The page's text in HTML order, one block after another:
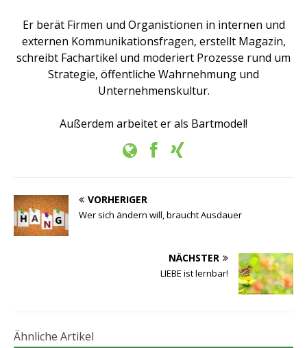
Er berät Firmen und Organistionen in internen und
externen Kommunikationsfragen, erstellt Magazin,
schreibt Fachartikel und moderiert Prozesse rund um
Strategie, öffentliche Wahrnehmung und
Unternehmenskultur.
Außerdem arbeitet er als Bartmodel!
VORHERIGER
Wer sich ändern will, braucht Ausdauer
NÄCHSTER
LIEBE ist lernbar!
Ähnliche Artikel